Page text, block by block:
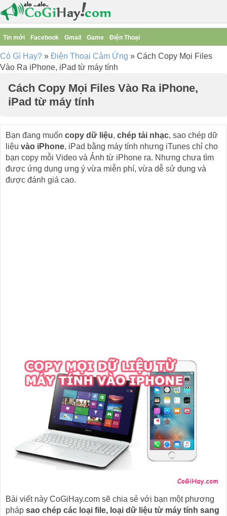
Tin mới Facebook Gmail Game Điện Thoại
Có Gì Hay? » Điện Thoại Cảm Ứng » Cách Copy Mọi Files
Vào Ra iPhone, iPad từ máy tính
Cách Copy Mọi Files Vào Ra iPhone,
iPad từ máy tính
Bạn đang muốn copy dữ liệu, chép tải nhạc, sao chép dữ
liệu vào iPhone, iPad bằng máy tính nhưng iTunes chỉ cho
bạn copy mỗi Video và Ảnh từ iPhone ra. Nhưng chưa tìm
được ứng dụng ưng ý vừa miễn phí, vừa dễ sử dụng và
được đánh giá cao.
Bài viết này CoGiHay.com sẽ chia sẻ với bạn một phương
pháp sao chép các loại file, loại dữ liệu từ máy tính sang